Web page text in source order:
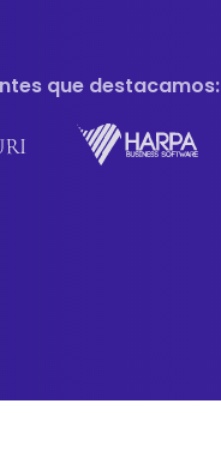
que destacamos: